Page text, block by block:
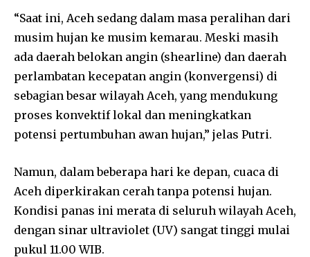
“Saat ini, Aceh sedang dalam masa peralihan dari
musim hujan ke musim kemarau. Meski masih
ada daerah belokan angin (shearline) dan daerah
perlambatan kecepatan angin (konvergensi) di
sebagian besar wilayah Aceh, yang mendukung
proses konvektif lokal dan meningkatkan
potensi pertumbuhan awan hujan,” jelas Putri.
Namun, dalam beberapa hari ke depan, cuaca di
Aceh diperkirakan cerah tanpa potensi hujan.
Kondisi panas ini merata di seluruh wilayah Aceh,
dengan sinar ultraviolet (UV) sangat tinggi mulai
pukul 11.00 WIB.